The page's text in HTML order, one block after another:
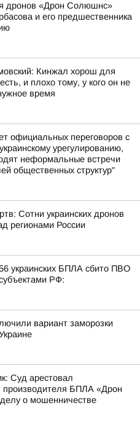
дронов «Дрон Солюшнс»
и его предшественника
Кинжал хорош для
и плохо тому, у кого он не
время
официальных переговоров с
урегулированию,
неформальные встречи
общественных структур"
Сотни украинских дронов
регионами России
украинских БПЛА сбито ПВО
РФ:
вариант заморозки
Суд арестовал
производителя БПЛА «Дрон
о мошенничестве